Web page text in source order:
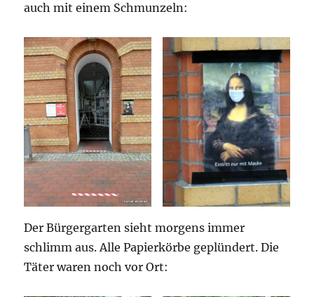
auch mit einem Schmunzeln:
Der Bürgergarten sieht morgens immer
schlimm aus. Alle Papierkörbe geplündert. Die
Täter waren noch vor Ort: